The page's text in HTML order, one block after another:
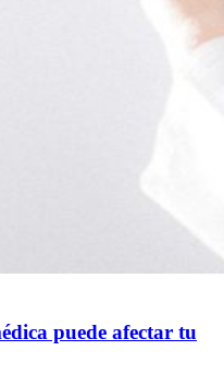
puede afectar tu